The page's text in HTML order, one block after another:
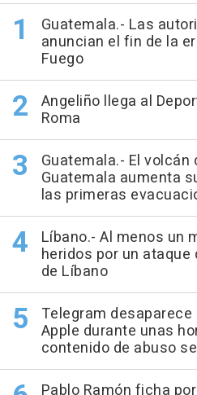
Guatemala.- Las
anuncian el fin de la
Fuego
Angeliño llega al
Roma
Guatemala.- El volcán
Guatemala aumenta
las primeras
Líbano.- Al menos un
heridos por un
de Líbano
Telegram desaparece
Apple durante unas
contenido de abuso
Pablo Ramón ficha